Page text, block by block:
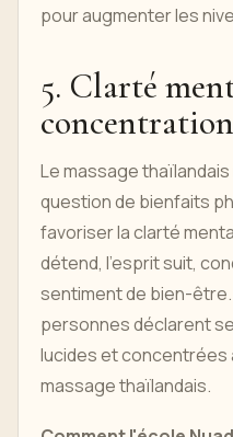
pour augmenter les
5. Clarté
concentration
Le massage
question de bienfaits
favoriser la clarté
détend, l’esprit suit,
sentiment de bien-
personnes déclarent
lucides et concentrées
massage thaïlandais.